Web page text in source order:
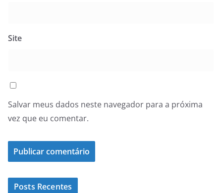
Site
Salvar meus dados neste navegador para a próxima
vez que eu comentar.
Posts Recentes